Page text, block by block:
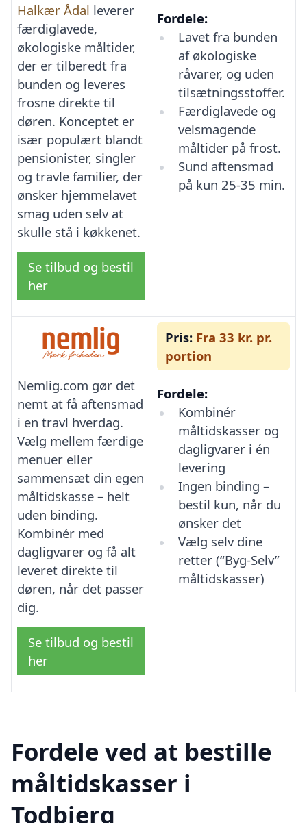
Halkær Ådal leverer
færdiglavede,
økologiske måltider,
der er tilberedt fra
bunden og leveres
frosne direkte til
døren. Konceptet er
især populært blandt
pensionister, singler
og travle familier, der
ønsker hjemmelavet
smag uden selv at
skulle stå i køkkenet.
Se tilbud og bestil
her
Fordele:
Lavet fra bunden
af økologiske
råvarer, og uden
tilsætningsstoffer.
Færdiglavede og
velsmagende
måltider på frost.
Sund aftensmad
på kun 25-35 min.
Nemlig.com gør det
nemt at få aftensmad
i en travl hverdag.
Vælg mellem færdige
menuer eller
sammensæt din egen
måltidskasse – helt
uden binding.
Kombinér med
dagligvarer og få alt
leveret direkte til
døren, når det passer
dig.
Se tilbud og bestil
her
Pris: Fra 33 kr. pr.
portion
Fordele:
Kombinér
måltidskasser og
dagligvarer i én
levering
Ingen binding –
bestil kun, når du
ønsker det
Vælg selv dine
retter (“Byg-Selv”
måltidskasser)
Fordele ved at bestille
måltidskasser i
Todbjerg